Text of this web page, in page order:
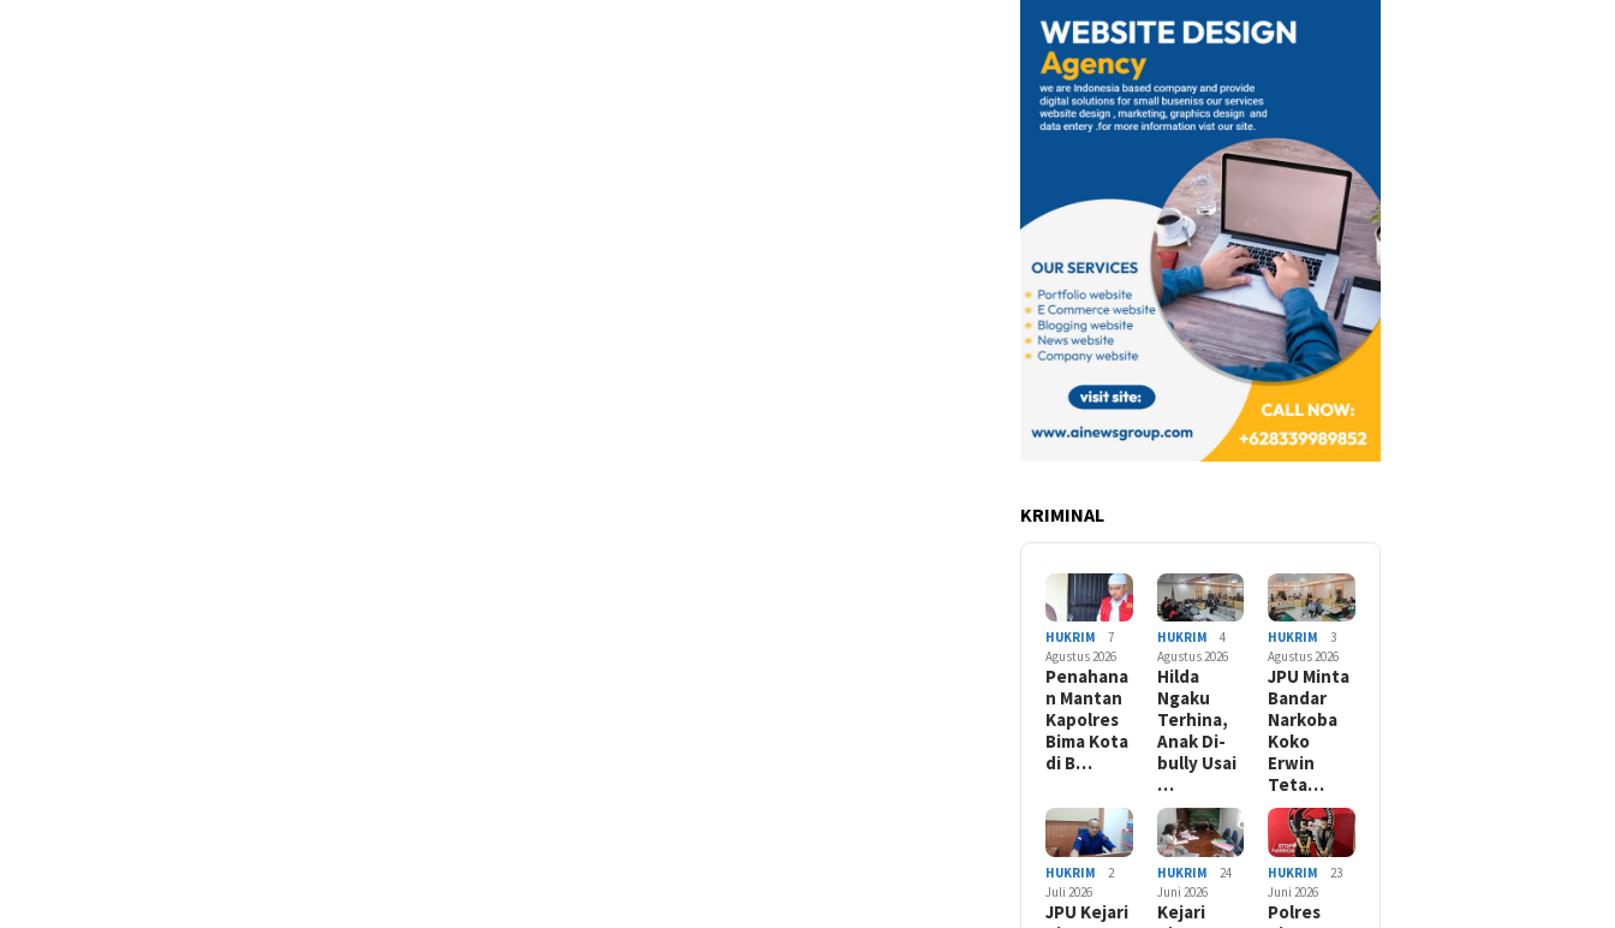
KRIMINAL
HUKRIM
7
Agustus 2026
Penahana
n Mantan
Kapolres
Bima Kota
di B…
HUKRIM
4
Agustus 2026
Hilda
Ngaku
Terhina,
Anak Di-
bully Usai
…
HUKRIM
3
Agustus 2026
JPU Minta
Bandar
Narkoba
Koko
Erwin
Teta…
HUKRIM
2
Juli 2026
JPU Kejari
HUKRIM
24
Juni 2026
Kejari
HUKRIM
23
Juni 2026
Polres